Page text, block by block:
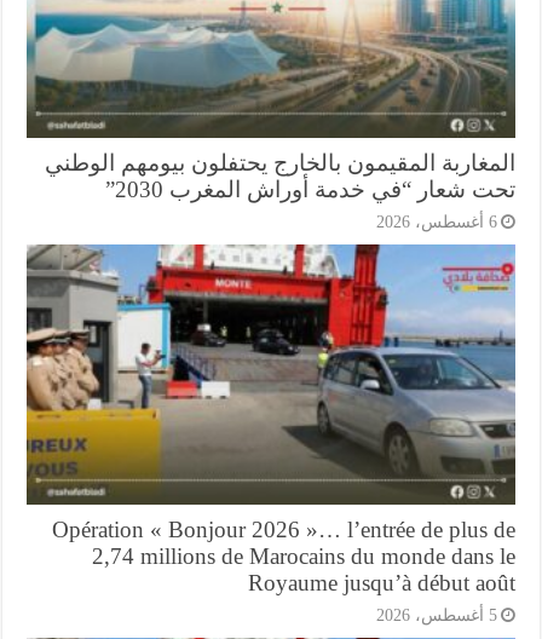
المقيمون بالخارج يحتفلون بيومهم الوطني
شعار “في خدمة أوراش المغرب 2030”
Opération « Bonjour 2026 »… l’entrée de plus
2,74 millions de Marocains du monde
Royaume jusqu’à début